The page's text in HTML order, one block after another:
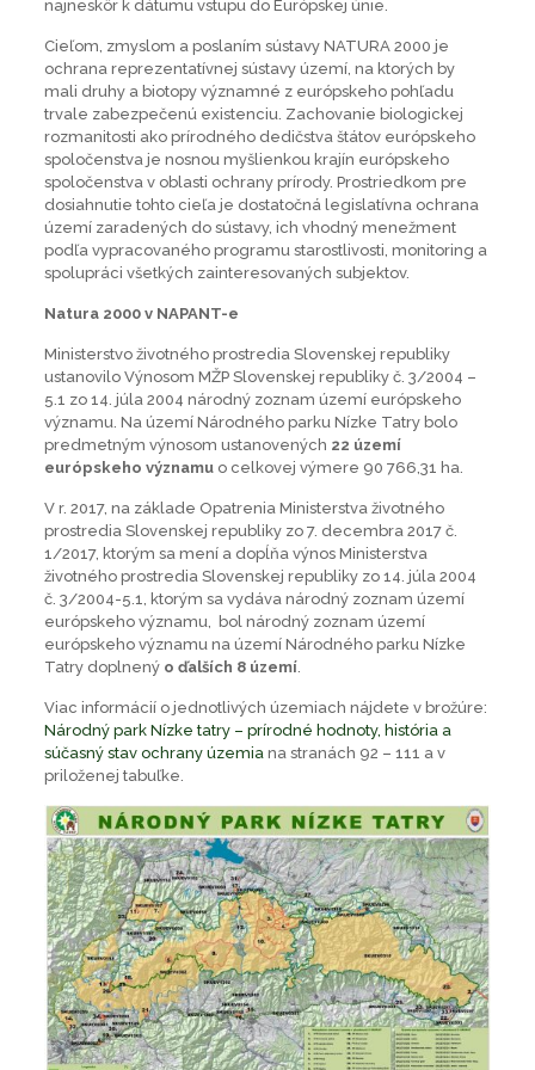
najneskôr k dátumu vstupu do Európskej únie.
Cieľom, zmyslom a poslaním sústavy NATURA 2000 je
ochrana reprezentatívnej sústavy území, na ktorých by
mali druhy a biotopy významné z európskeho pohľadu
trvale zabezpečenú existenciu. Zachovanie biologickej
rozmanitosti ako prírodného dedičstva štátov európskeho
spoločenstva je nosnou myšlienkou krajín európskeho
spoločenstva v oblasti ochrany prírody. Prostriedkom pre
dosiahnutie tohto cieľa je dostatočná legislatívna ochrana
území zaradených do sústavy, ich vhodný menežment
podľa vypracovaného programu starostlivosti, monitoring a
spolupráci všetkých zainteresovaných subjektov.
Natura 2000 v NAPANT-e
Ministerstvo životného prostredia Slovenskej republiky
ustanovilo Výnosom MŽP Slovenskej republiky č. 3/2004 –
5.1 zo 14. júla 2004 národný zoznam území európskeho
významu. Na území Národného parku Nízke Tatry bolo
predmetným výnosom ustanovených 22 území
európskeho významuo celkovej výmere 90 766,31 ha.
V r. 2017, na základe Opatrenia Ministerstva životného
prostredia Slovenskej republiky zo 7. decembra 2017 č.
1/2017, ktorým sa mení a dopĺňa výnos Ministerstva
životného prostredia Slovenskej republiky zo 14. júla 2004
č. 3/2004-5.1, ktorým sa vydáva národný zoznam území
európskeho významu, bol národný zoznam území
európskeho významu na území Národného parku Nízke
Tatry doplnenýo ďalších 8 území.
Viac informácií o jednotlivých územiach nájdete v brožúre:
Národný park Nízke tatry – prírodné hodnoty, história a
súčasný stav ochrany územiana stranách 92 – 111 a v
priloženej tabuľke.